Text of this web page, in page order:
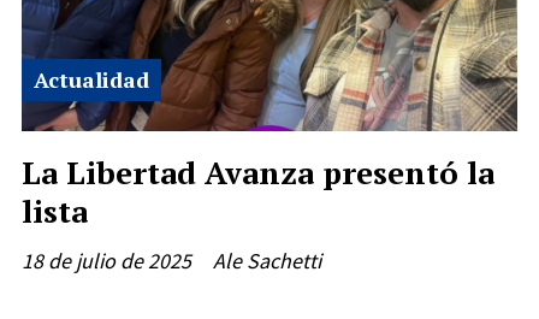
La Libertad Avanza presentó la
lista
Ale Sachetti
Actualidad
18 de julio de 2025